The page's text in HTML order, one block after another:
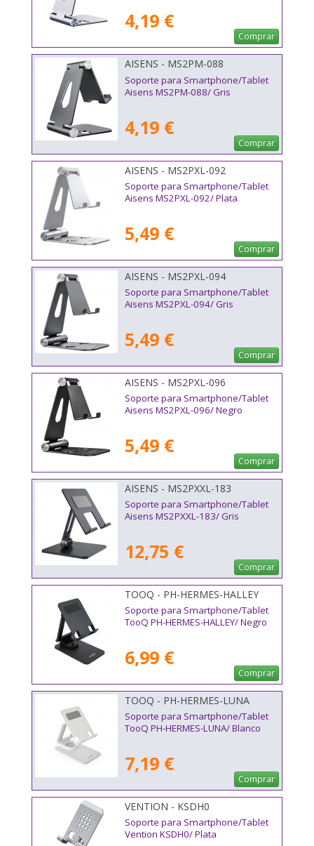
4,19 €
Comprar
AISENS - MS2PM-088
Soporte para Smartphone/Tablet
Aisens MS2PM-088/ Gris
4,19 €
Comprar
AISENS - MS2PXL-092
Soporte para Smartphone/Tablet
Aisens MS2PXL-092/ Plata
5,49 €
Comprar
AISENS - MS2PXL-094
Soporte para Smartphone/Tablet
Aisens MS2PXL-094/ Gris
5,49 €
Comprar
AISENS - MS2PXL-096
Soporte para Smartphone/Tablet
Aisens MS2PXL-096/ Negro
5,49 €
Comprar
AISENS - MS2PXXL-183
Soporte para Smartphone/Tablet
Aisens MS2PXXL-183/ Gris
12,75 €
Comprar
TOOQ - PH-HERMES-HALLEY
Soporte para Smartphone/Tablet
TooQ PH-HERMES-HALLEY/ Negro
6,99 €
Comprar
TOOQ - PH-HERMES-LUNA
Soporte para Smartphone/Tablet
TooQ PH-HERMES-LUNA/ Blanco
7,19 €
Comprar
VENTION - KSDH0
Soporte para Smartphone/Tablet
Vention KSDH0/ Plata